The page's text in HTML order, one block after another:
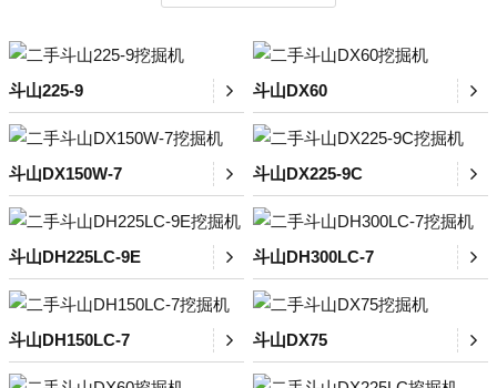
斗山225-9 斗山DX60
斗山DX150W-7 斗山DX225-9C
斗山DH225LC-9E 斗山DH300LC-7
斗山DH150LC-7 斗山DX75